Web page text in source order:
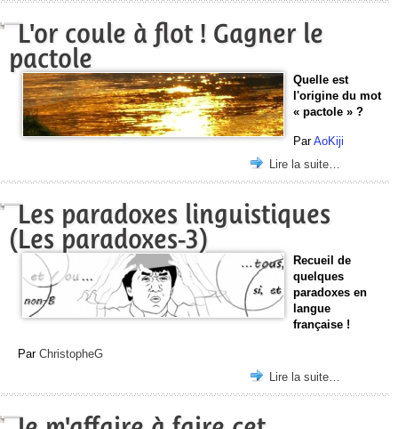
L'or coule à flot ! Gagner le
pactole
Quelle est
l'origine du mot
« pactole » ?
ParAoKiji
Lire la suite…
Les paradoxes linguistiques
(Les paradoxes-3)
Recueil de
quelques
paradoxes en
langue
française !
Par ChristopheG
Lire la suite…